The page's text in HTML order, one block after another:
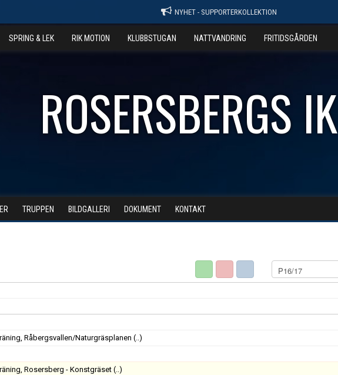
NYHET - SUPPORTERKOLLEKTION
SPRING & LEK RIK MOTION KLUBBSTUGAN NATTVANDRING FRITIDSGÅRDEN
ROSERSBERGS IK
TRUPPEN BILDGALLERI DOKUMENT KONTAKT
Råbergsvallen/Naturgräsplanen (..)
Rosersberg - Konstgräset (..)